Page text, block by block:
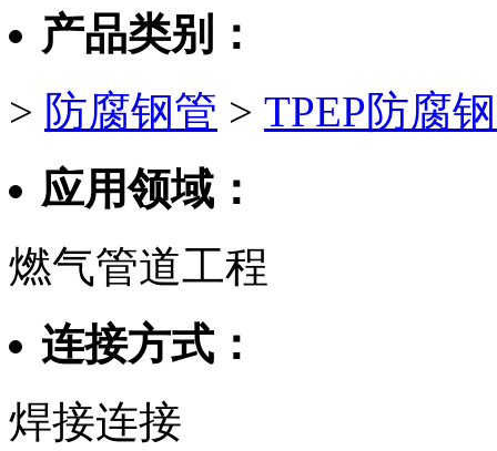
产品类别：
> 防腐钢管 > TPEP防腐
应用领域：
燃气管道工程
连接方式：
焊接连接